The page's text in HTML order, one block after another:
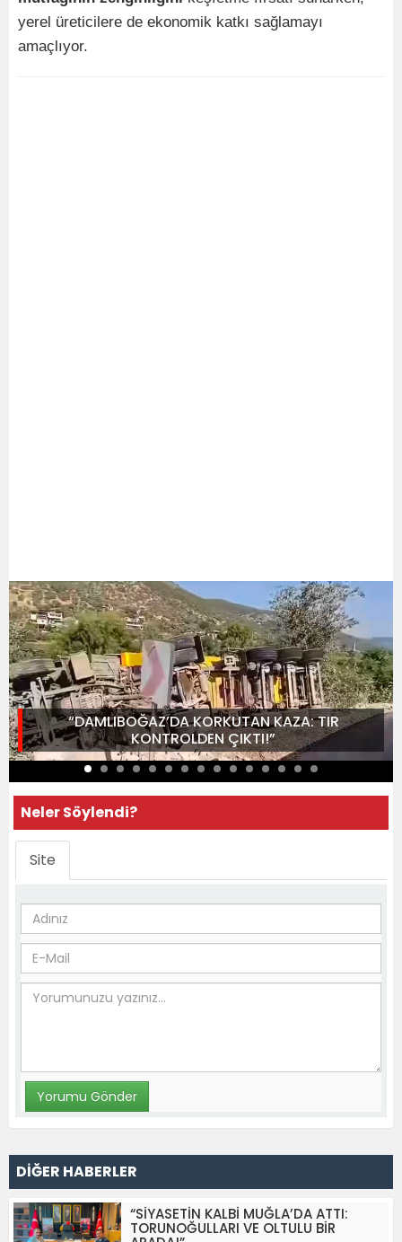
yerel üreticilere de ekonomik katkı sağlamayı
amaçlıyor.
“DAMLIBOĞAZ’DA KORKUTAN KAZA: TIR
KONTROLDEN ÇIKTI!”
Neler Söylendi?
Site
DİĞER HABERLER
“SİYASETİN KALBİ MUĞLA’DA ATTI:
TORUNOĞULLARI VE OLTULU BİR